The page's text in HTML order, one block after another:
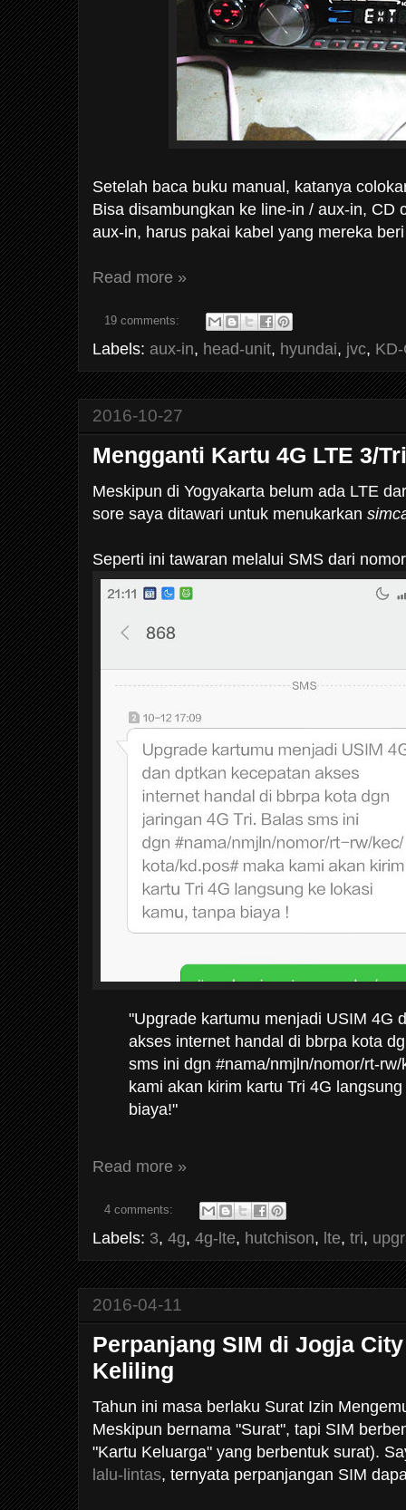
Setelah baca buku manual, katanya
Bisa disambungkan ke line-in / aux-in, CD
aux-in, harus pakai kabel yang mereka
Read more »
19 comments:
Labels: aux-in, head-unit, hyundai, jvc,
2016-10-27
Mengganti Kartu 4G LTE 3/
Meskipun di Yogyakarta belum ada LTE
sore saya ditawari untuk menukarkan
Seperti ini tawaran melalui SMS dari
"Upgrade kartumu menjadi USIM 4G
akses internet handal di bbrpa kota
sms ini dgn #nama/nmjln/nomor/rt-
kami akan kirim kartu Tri 4G
biaya!"
Read more »
4 comments:
Labels: 3, 4g, 4g-lte, hutchison, lte, tri,
2016-04-11
Perpanjang SIM di Jogja
Keliling
Tahun ini masa berlaku Surat Izin
Meskipun bernama "Surat", tapi SIM
"Kartu Keluarga" yang berbentuk surat).
lalu-lintas, ternyata perpanjangan SIM